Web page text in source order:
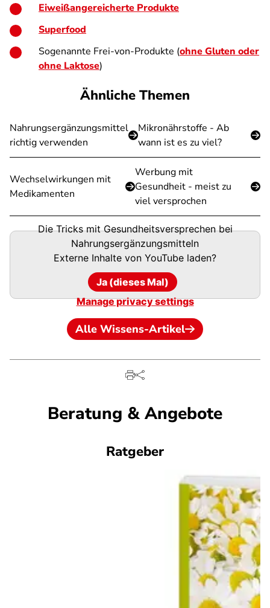
Eiweißangereicherte Produkte
Superfood
Sogenannte Frei-von-Produkte (ohne Gluten oder
ohne Laktose)
Ähnliche Themen
Nahrungsergänzungsmittel
richtig verwenden
Mikronährstoffe - Ab
wann ist es zu viel?
Wechselwirkungen mit
Medikamenten
Werbung mit
Gesundheit - meist zu
viel versprochen
Die Tricks mit Gesundheitsversprechen bei
Nahrungsergänzungsmitteln
Externe Inhalte von YouTube laden?
Ja (dieses Mal)
Manage privacy settings
Alle Wissens-Artikel
Beratung & Angebote
Ratgeber